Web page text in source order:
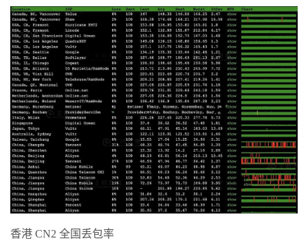
香港 CN2 全国丢包率